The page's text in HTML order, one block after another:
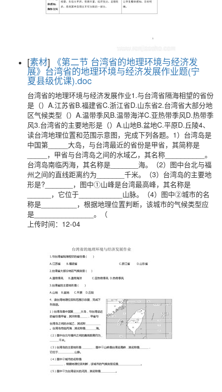
[素材] 《第二节 台湾省的地理环境与经济发
展》台湾省的地理环境与经济发展作业题(宁
夏县级优课).doc
台湾省的地理环境与经济发展作业1.与台湾省隔海相望的省份
是（）A.江苏省B.福建省C.浙江省D.山东省2.台湾省大部分地
区气候类型（）A.温带季风B.温带海洋C.亚热带季风D.热带季
风3.台湾省的主要地形是（）A.山地B.盆地C.平原D.丘陵4、
读台湾地理位置和范围示意图，完成下列各题。1）台湾岛是
中国第_____大岛，与台湾最近的省份是甲省，其简称是
_____，甲省与台湾岛之间的水域乙，其名称__________。
台湾岛南临丙海，其名称是_______海。（2）图中台北与福
州之间的直线距离约为_______千米。（3）台湾岛的主要地
形是?_______，图中①山峰是台湾最高峰，其名称是
______，它位于___________山脉。（4）图中②城市的名
称是_________，根据地理位置判断，该城市的气候类型应
是_______________。（
上传时间：12-04